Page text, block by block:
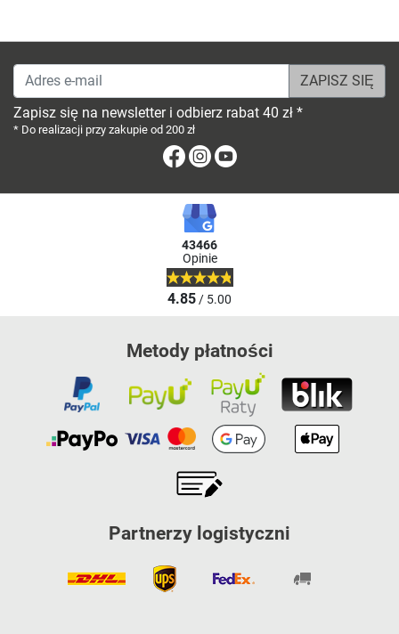
Adres e-mail
Zapisz się na newsletter i odbierz rabat 40 zł *
* Do realizacji przy zakupie od 200 zł
FacebookInstagram
43466
Opinie
4.85/ 5.00
Metody płatności
Partnerzy logistyczni